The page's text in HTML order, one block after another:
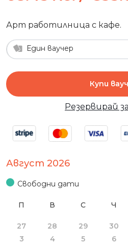
Арт работилница с кафе.
Един ваучер
Купи
Резервирай
Август 2026
Свободни дати
П В С Ч
27 28 29 30
3
4 5 6